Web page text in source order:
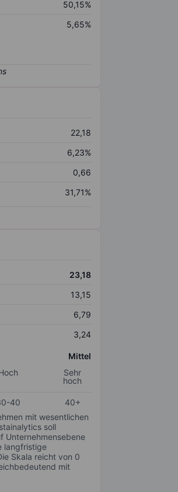
50,15%
5,65%
22,18
6,23%
0,66
31,71%
23,18
13,15
6,79
3,24
Mittel
Sehr
hoch
40
40+
mit wesentlichen
soll
Unternehmensebene
langfristige
Skala reicht von 0
mit